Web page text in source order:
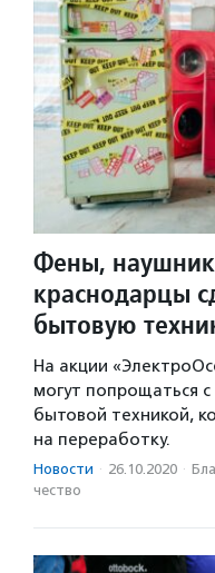
Фены,
краснодарцы
бытовую
На акции
могут попрощаться
бытовой техникой,
на переработку.
Новости · 26.10.2020 ·
чест­во